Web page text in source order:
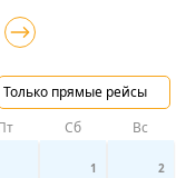
Только прямые рейсы
Сб Вс
1 2